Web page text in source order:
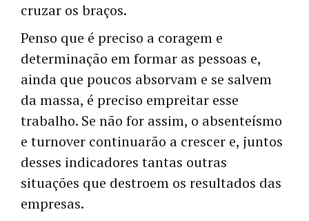
cruzar os braços.
Penso que é preciso a coragem e
determinação em formar as pessoas e,
ainda que poucos absorvam e se salvem
da massa, é preciso empreitar esse
trabalho. Se não for assim, o absenteísmo
e turnover continuarão a crescer e, juntos
desses indicadores tantas outras
situações que destroem os resultados das
empresas.